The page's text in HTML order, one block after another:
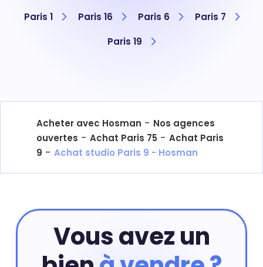
Paris 1
Paris 16 Paris 6
Paris 7
Paris 19
Acheter avec Hosman - Nos agences
ouvertes - Achat Paris 75 - Achat Paris
9 - Achat studio Paris 9 - Hosman
Vous avez un